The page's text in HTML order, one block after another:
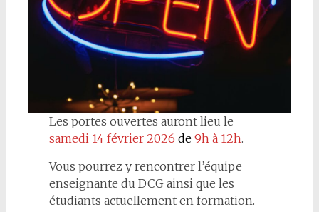
Les portes ouvertes auront lieu le
samedi 14 février 2026 de9h à 12h.
Vous pourrez y rencontrer l’équipe
enseignante du DCG ainsi que les
étudiants actuellement en formation.